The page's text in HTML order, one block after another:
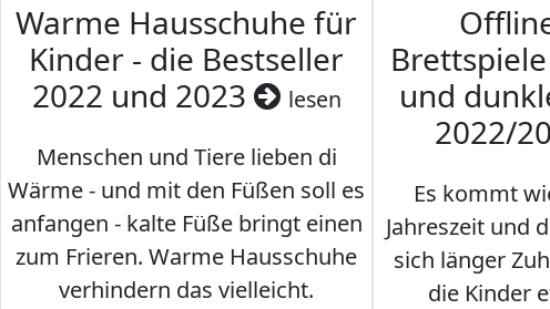
Warme Hausschuhe für
Kinder - die Bestseller
2022 und 2023
lesen
Menschen und Tiere lieben di
Wärme - und mit den Füßen soll es
anfangen - kalte Füße bringt einen
zum Frieren. Warme Hausschuhe
verhindern das vielleicht.
und
2022/
Es kommt
Jahreszeit und
sich länger
die Kinder